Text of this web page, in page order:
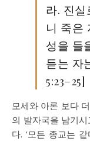
라. 진
니 죽은
성을 들
듣는 자
5:23–25]
모세와 아론 보다
의 발자국을 남기
다. ‘모든 종교는